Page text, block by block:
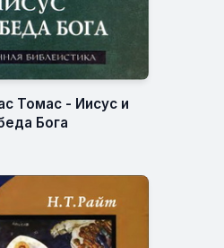
Томас - Иисус и
Бога